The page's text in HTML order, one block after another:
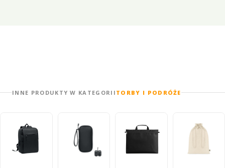
INNE PRODUKTY W KATEGORII TORBY I PODRÓŻE